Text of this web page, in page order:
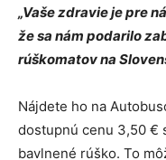
„Vaše zdravie je pre
že sa nám podarilo
rúškomatov na
Nájdete ho na
dostupnú cenu 3,50 €
bavlnené rúško. To